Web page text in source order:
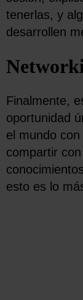
tenerlas, y
desarrollen
Finalmente,
oportunidad
el mundo
compartir
esto es lo